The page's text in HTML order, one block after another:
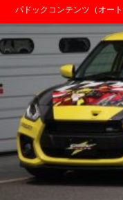
パドックコンテンツ（オート